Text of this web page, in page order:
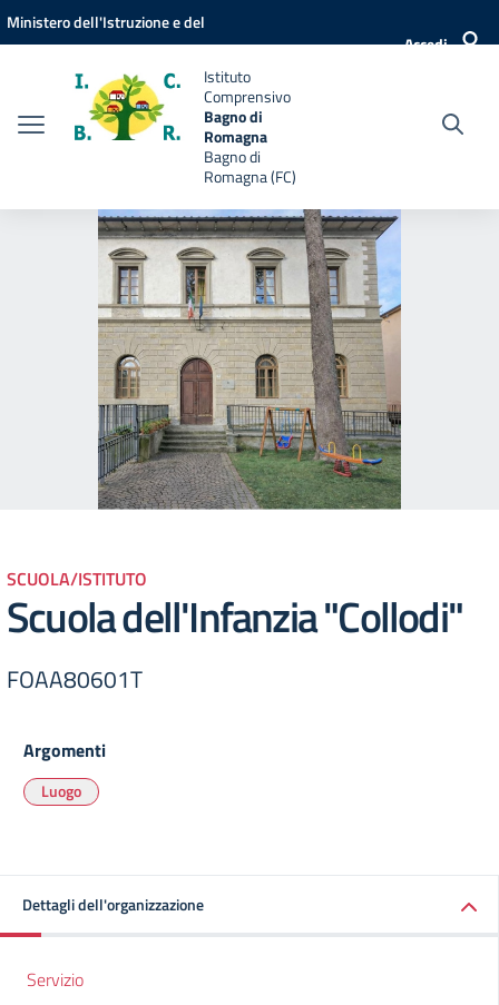
Vai ai contenuti
Vai al menu di navigazione
Vai al footer
Ministero dell'Istruzione e del
Accedi
Istituto
Comprensivo
Bagno di
Romagna
Bagno di
Romagna (FC)
SCUOLA/ISTITUTO
Scuola dell'Infanzia "Collodi"
FOAA80601T
Argomenti
Luogo
Dettagli dell'organizzazione
Servizio